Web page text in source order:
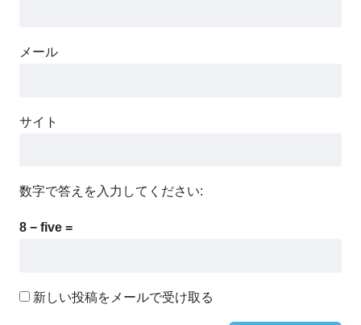
メール
サイト
数字で答えを入力してください:
8 − five =
新しい投稿をメールで受け取る